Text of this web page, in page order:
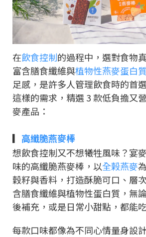
在飲食控制的過程中，選對食物
富含膳食纖維與植物性燕麥蛋白質
足感，是許多人管理飲食時的首
這樣的需求，精選 3 款低負擔又
麥產品：
▎ 高纖脆燕麥棒
想飲食控制又不想犧牲風味？宴
味的高纖脆燕麥棒，以全榖燕麥
穀籽與香料，打造酥脆可口、層
含膳食纖維與植物性蛋白質，無
後補充，或是日常小甜點，都能
每款口味都像為不同心情量身設